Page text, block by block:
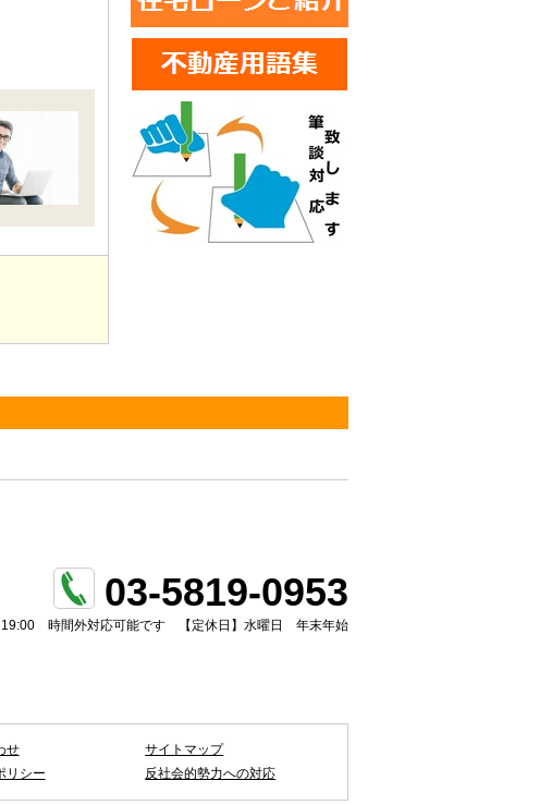
03-5819-0953
19:00 時間外対応可能です 【定休日】 水曜日 年末年始
せ
サイトマップ
リシー 反社会的勢力への対応